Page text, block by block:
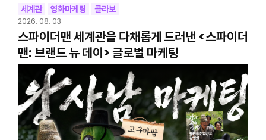
세계관 영화마케팅 콜라보
2026. 08. 03
스파이더맨 세계관을 다채롭게 드러낸 <스파이더
맨: 브랜드 뉴 데이> 글로벌 마케팅